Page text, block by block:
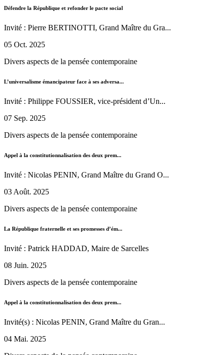
Défendre la République et refonder le pacte social
Invité : Pierre BERTINOTTI, Grand Maître du Gra...
05 Oct. 2025
Divers aspects de la pensée contemporaine
L’universalisme émancipateur face à ses adversa...
Invité : Philippe FOUSSIER, vice-président d’Un...
07 Sep. 2025
Divers aspects de la pensée contemporaine
Appel à la constitutionnalisation des deux prem...
Invité : Nicolas PENIN, Grand Maître du Grand O...
03 Août. 2025
Divers aspects de la pensée contemporaine
La République fraternelle et ses promesses d’ém...
Invité : Patrick HADDAD, Maire de Sarcelles
08 Juin. 2025
Divers aspects de la pensée contemporaine
Appel à la constitutionnalisation des deux prem...
Invité(s) : Nicolas PENIN, Grand Maître du Gran...
04 Mai. 2025